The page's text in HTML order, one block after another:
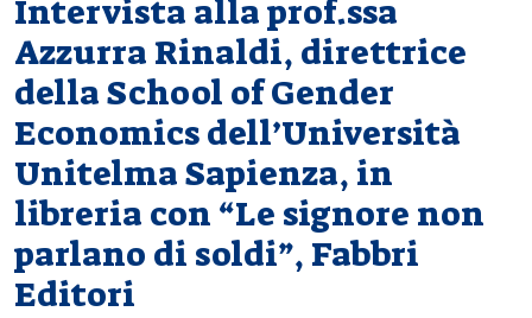
Intervista alla prof.ssa
Azzurra Rinaldi, direttrice
della School of Gender
Economics dell’Università
Unitelma Sapienza, in
libreria con “Le signore non
parlano di soldi”, Fabbri
Editori